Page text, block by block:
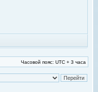
Часовой пояс: UTC + 3 часа